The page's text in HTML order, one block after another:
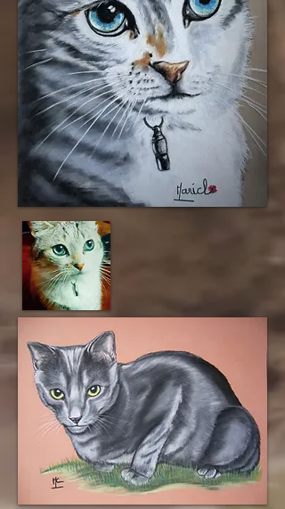
Pastel sur papier velours